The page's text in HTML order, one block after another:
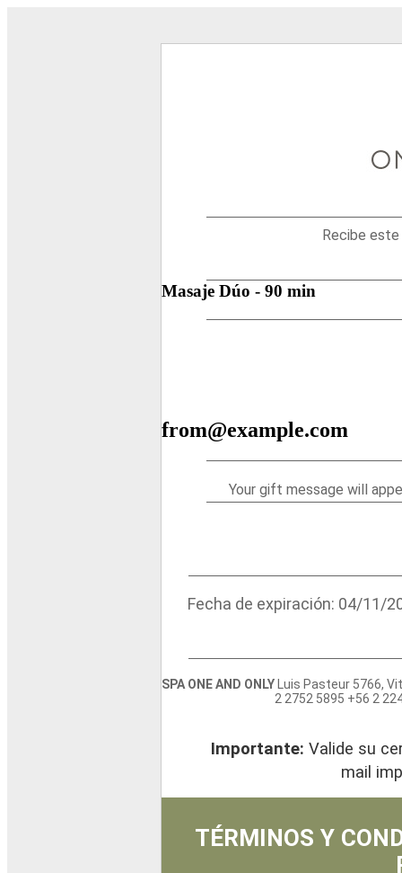
Recibe
Masaje Dúo - 90 min
from@example.com
Your gift message will
Fecha de expiración: 04/11/
SPA ONE AND ONLY Luis Pasteur 5766,
2 2752 5895 +56 2
Importante: Valide su
mail
TÉRMINOS Y